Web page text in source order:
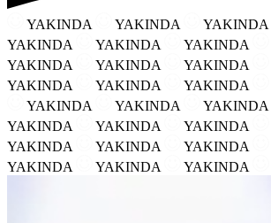
YAKINDA YAKINDA YAKINDA
YAKINDA
YAKINDA YAKINDA
YAKINDA
YAKINDA YAKINDA
YAKINDA
YAKINDA YAKINDA
YAKINDA
YAKINDA YAKINDA
YAKINDA
YAKINDA YAKINDA
YAKINDA
YAKINDA YAKINDA
YAKINDA
YAKINDA YAKINDA